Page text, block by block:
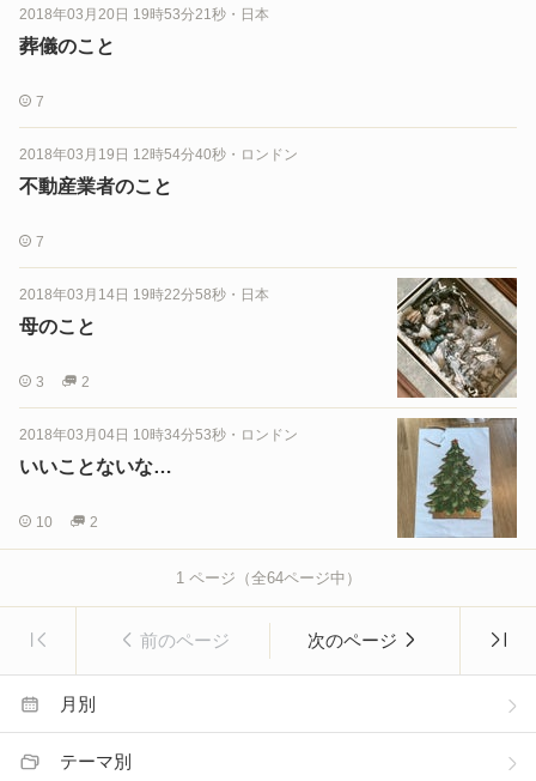
2018年03月20日 19時53分21秒 ・ 日本
葬儀のこと
7
2018年03月19日 12時54分40秒 ・ ロンドン
不動産業者のこと
7
2018年03月14日 19時22分58秒 ・ 日本
母のこと
3 2
2018年03月04日 10時34分53秒 ・ ロンドン
いいことないな…
10 2
1ページ（全64ページ中）
前のページ 次のページ
月別
テーマ別